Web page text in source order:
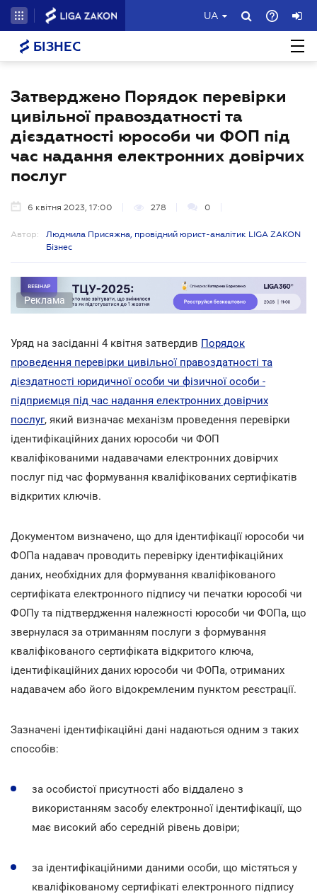
UA
БІЗНЕС
Затверджено Порядок перевірки
цивільної правоздатності та
дієздатності юрособи чи ФОП під
час надання електронних довірчих
послуг
6 квітня 2023, 17:00 278 0
Автор:
Людмила Присяжна, провідний юрист-аналітик LIGA ZAKON
Бізнес
Реклама
Уряд на засіданні 4 квітня затвердив Порядок
проведення перевірки цивільної правоздатності та
дієздатності юридичної особи чи фізичної особи -
підприємця під час надання електронних довірчих
послуг, який визначає механізм проведення перевірки
ідентифікаційних даних юрособи чи ФОП
кваліфікованими надавачами електронних довірчих
послуг під час формування кваліфікованих сертифікатів
відкритих ключів.
Документом визначено, що для ідентифікації юрособи чи
ФОПа надавач проводить перевірку ідентифікаційних
даних, необхідних для формування кваліфікованого
сертифіката електронного підпису чи печатки юрособі чи
ФОПу та підтвердження належності юрособи чи ФОПа, що
звернулася за отриманням послуги з формування
кваліфікованого сертифіката відкритого ключа,
ідентифікаційних даних юрособи чи ФОПа, отриманих
надавачем або його відокремленим пунктом реєстрації.
Зазначені ідентифікаційні дані надаються одним з таких
способів:
за особистої присутності або віддалено з
використанням засобу електронної ідентифікації, що
має високий або середній рівень довіри;
за ідентифікаційними даними особи, що містяться у
кваліфікованому сертифікаті електронного підпису